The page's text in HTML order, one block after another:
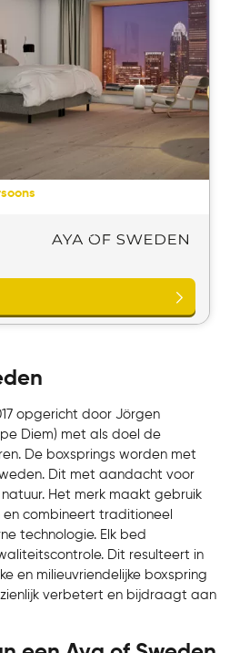
opgericht door Jörgen
Diem) met als doel de
De boxsprings worden met
Dit met aandacht voor
Het merk maakt gebruik
combineert traditioneel
technologie. Elk bed
Dit resulteert in
en milieuvriendelijke boxspring
verbetert en bijdraagt aan